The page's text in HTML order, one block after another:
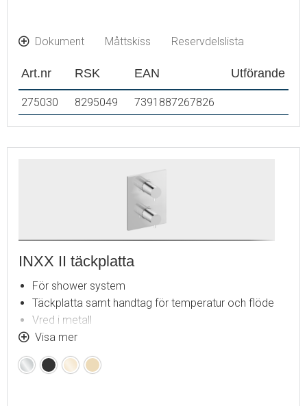
Dokument Måttskiss Reservdelslista
Art.nr RSK EAN Utförande
275030 8295049 7391887267826
INXX II täckplatta
För shower system
Täckplatta samt handtag för temperatur och flöde
Vred i metall
OBS! Interna delar beställs separat
Visa mer
KromMattsvart
PoleradBorstad